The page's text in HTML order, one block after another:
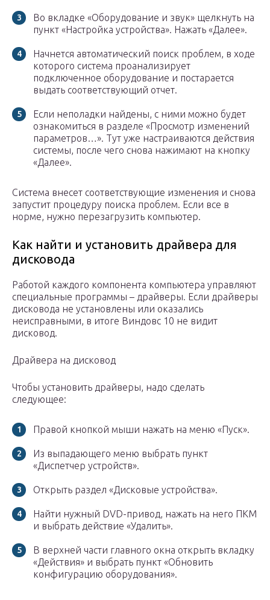
Во вкладке «Оборудование и звук» щелкнуть на
пункт «Настройка устройства». Нажать «Далее».
Начнется автоматический поиск проблем, в ходе
которого система проанализирует
подключенное оборудование и постарается
выдать соответствующий отчет.
Если неполадки найдены, с ними можно будет
ознакомиться в разделе «Просмотр изменений
параметров…». Тут уже настраиваются действия
системы, после чего снова нажимают на кнопку
«Далее».
Система внесет соответствующие изменения и снова
запустит процедуру поиска проблем. Если все в
норме, нужно перезагрузить компьютер.
Как найти и установить драйвера для
дисковода
Работой каждого компонента компьютера управляют
специальные программы – драйверы. Если драйверы
дисковода не установлены или оказались
неисправными, в итоге Виндовс 10 не видит
дисковод.
Драйвера на дисковод
Чтобы установить драйверы, надо сделать
следующее:
Правой кнопкой мыши нажать на меню «Пуск».
Из выпадающего меню выбрать пункт
«Диспетчер устройств».
Открыть раздел «Дисковые устройства».
Найти нужный DVD-привод, нажать на него ПКМ
и выбрать действие «Удалить».
В верхней части главного окна открыть вкладку
«Действия» и выбрать пункт «Обновить
конфигурацию оборудования».